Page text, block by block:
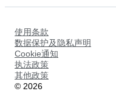
使用条款
数据保护及隐私声明
Cookie通知
执法政策
其他政策
© 2026